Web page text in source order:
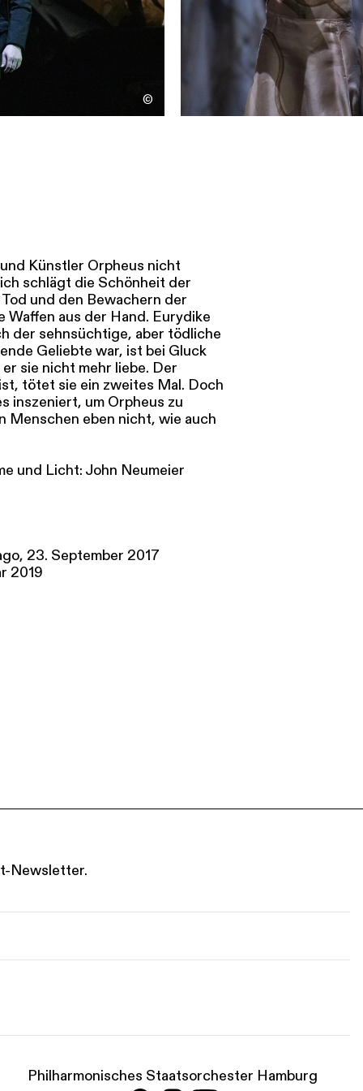
©
Künstler Orpheus nicht
schlägt die Schönheit der
und den Bewachern der
aus der Hand. Eurydike
der sehnsüchtige, aber tödliche
Geliebte war, ist bei Gluck
sie nicht mehr liebe. Der
tötet sie ein zweites Mal. Doch
inszeniert, um Orpheus zu
Menschen eben nicht, wie auch
und Licht: John Neumeier
23. September 2017
2019
Newsletter.
Philharmonisches Staatsorchester Hamburg